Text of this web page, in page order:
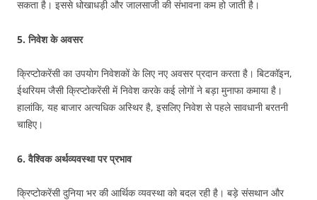
सकता है। इससे धोखाधड़ी और जालसाजी की संभावना कम हो जाती है।
5.निवेश के अवसर
क्रिप्टोकरेंसी का उपयोग निवेशकों के लिए नए अवसर प्रदान करता है। बिटकॉइन,
ईथरियम जैसी क्रिप्टोकरेंसी में निवेश करके कई लोगों ने बड़ा मुनाफा कमाया है।
हालांकि, यह बाजार अत्यधिक अस्थिर है, इसलिए निवेश से पहले सावधानी बरतनी
चाहिए।
6.वैश्विक अर्थव्यवस्था पर प्रभाव
क्रिप्टोकरेंसी दुनिया भर की आर्थिक व्यवस्था को बदल रही है। बड़े संसथान और